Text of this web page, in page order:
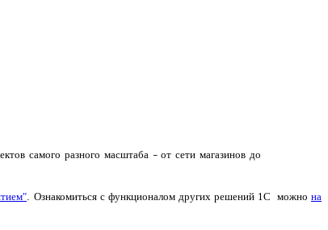
самого разного масштаба –от сети магазинов до
. Ознакомиться с функционалом других решений 1С можно на